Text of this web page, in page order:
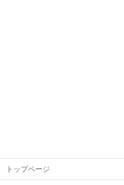
トップページ